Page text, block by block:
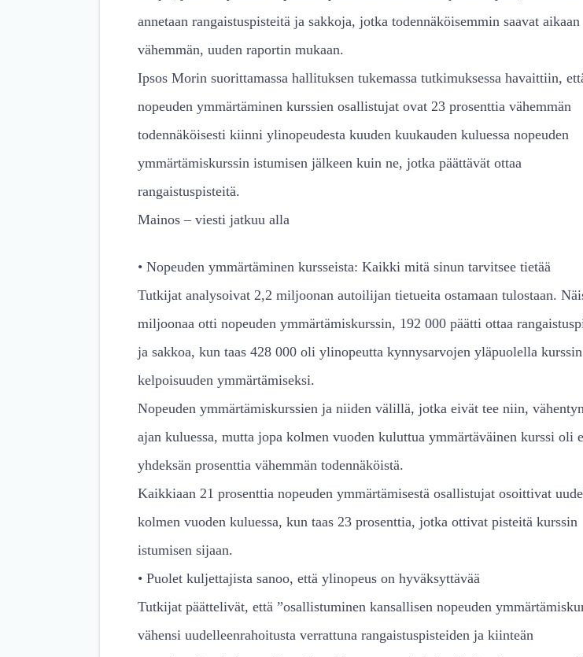
annetaan rangaistuspisteitä ja sakkoja, jotka todennäköisemmin saavat aikaan
vähemmän, uuden raportin mukaan.
Ipsos Morin suorittamassa hallituksen tukemassa tutkimuksessa havaittiin,
nopeuden ymmärtäminen kurssien osallistujat ovat 23 prosenttia vähemmän
todennäköisesti kiinni ylinopeudesta kuuden kuukauden kuluessa nopeuden
ymmärtämiskurssin istumisen jälkeen kuin ne, jotka päättävät ottaa
rangaistuspisteitä.
Mainos – viesti jatkuu alla
• Nopeuden ymmärtäminen kursseista: Kaikki mitä sinun tarvitsee tietää
Tutkijat analysoivat 2,2 miljoonan autoilijan tietueita ostamaan tulostaan.
miljoonaa otti nopeuden ymmärtämiskurssin, 192 000 päätti ottaa
ja sakkoa, kun taas 428 000 oli ylinopeutta kynnysarvojen yläpuolella kurssin
kelpoisuuden ymmärtämiseksi.
Nopeuden ymmärtämiskurssien ja niiden välillä, jotka eivät tee niin,
ajan kuluessa, mutta jopa kolmen vuoden kuluttua ymmärtäväinen kurssi oli
yhdeksän prosenttia vähemmän todennäköistä.
Kaikkiaan 21 prosenttia nopeuden ymmärtämisestä osallistujat osoittivat
kolmen vuoden kuluessa, kun taas 23 prosenttia, jotka ottivat pisteitä kurssin
istumisen sijaan.
• Puolet kuljettajista sanoo, että ylinopeus on hyväksyttävää
Tutkijat päättelivät, että ”osallistuminen kansallisen nopeuden
vähensi uudelleenrahoitusta verrattuna rangaistuspisteiden ja kiinteän